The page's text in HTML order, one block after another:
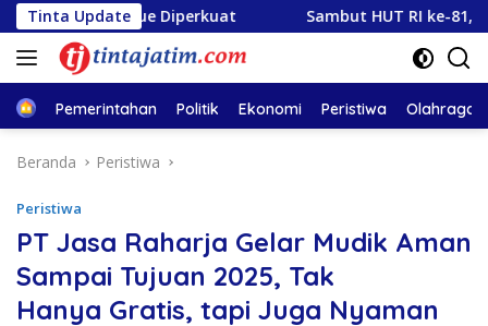
Langsung
ke
konten
Tinta Update
Rescue Diperkuat Sambut HUT RI ke-81, PLN Tebar
HomePemerintahan Politik Ekonomi Peristiwa Olahraga
Beranda Peristiwa
Peristiwa
PT Jasa Raharja Gelar Mudik Aman
Sampai Tujuan 2025, Tak
Hanya Gratis, tapi Juga Nyaman